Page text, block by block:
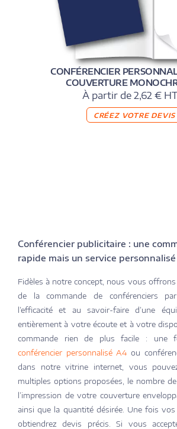
CONFÉRENCIER
COUVERTURE
À partir de 2,62 €
CRÉEZ VOTRE DEVIS
Conférencier publicitaire : une
rapide mais un service
Fidèles à notre concept, nous vous
de la commande de conférenciers
l’efficacité et au savoir-faire d’une
entièrement à votre écoute et à votre
commande rien de plus facile : une
conférencier personnalisé A4 ou
dans notre vitrine internet, vous
multiples options proposées, le nombre de
l’impression de votre couverture
ainsi que la quantité désirée. Une fois
obtiendrez devis précis. Si vous